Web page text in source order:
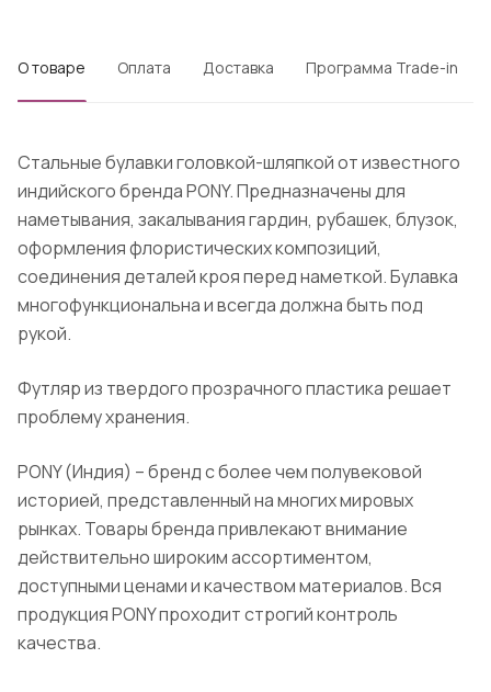
О товаре Оплата Доставка Программа Trade-in
Стальные булавки головкой-шляпкой от известного
индийского бренда PONY. Предназначены для
наметывания, закалывания гардин, рубашек, блузок,
оформления флористических композиций,
соединения деталей кроя перед наметкой. Булавка
многофункциональна и всегда должна быть под
рукой.
Футляр из твердого прозрачного пластика решает
проблему хранения.
PONY (Индия) – бренд с более чем полувековой
историей, представленный на многих мировых
рынках. Товары бренда привлекают внимание
действительно широким ассортиментом,
доступными ценами и качеством материалов. Вся
продукция PONY проходит строгий контроль
качества.